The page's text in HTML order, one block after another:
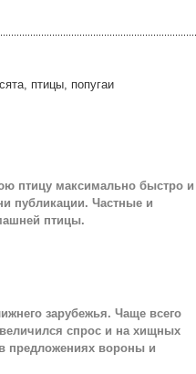
птицы, попугаи
птицу максимально быстро и
публикации. Частные и
птицы.
зарубежья. Чаще всего
спрос и на хищных
предложениях вороны и